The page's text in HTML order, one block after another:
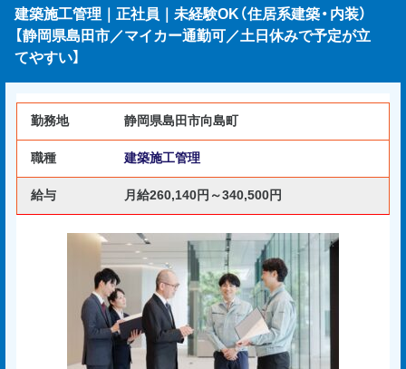
建築施工管理｜正社員｜未経験OK（住居系建築・内装）
【静岡県島田市／マイカー通勤可／土日休みで予定が立
てやすい】
勤務地 静岡県島田市向島町
職種 建築施工管理
給与 月給260,140円～340,500円